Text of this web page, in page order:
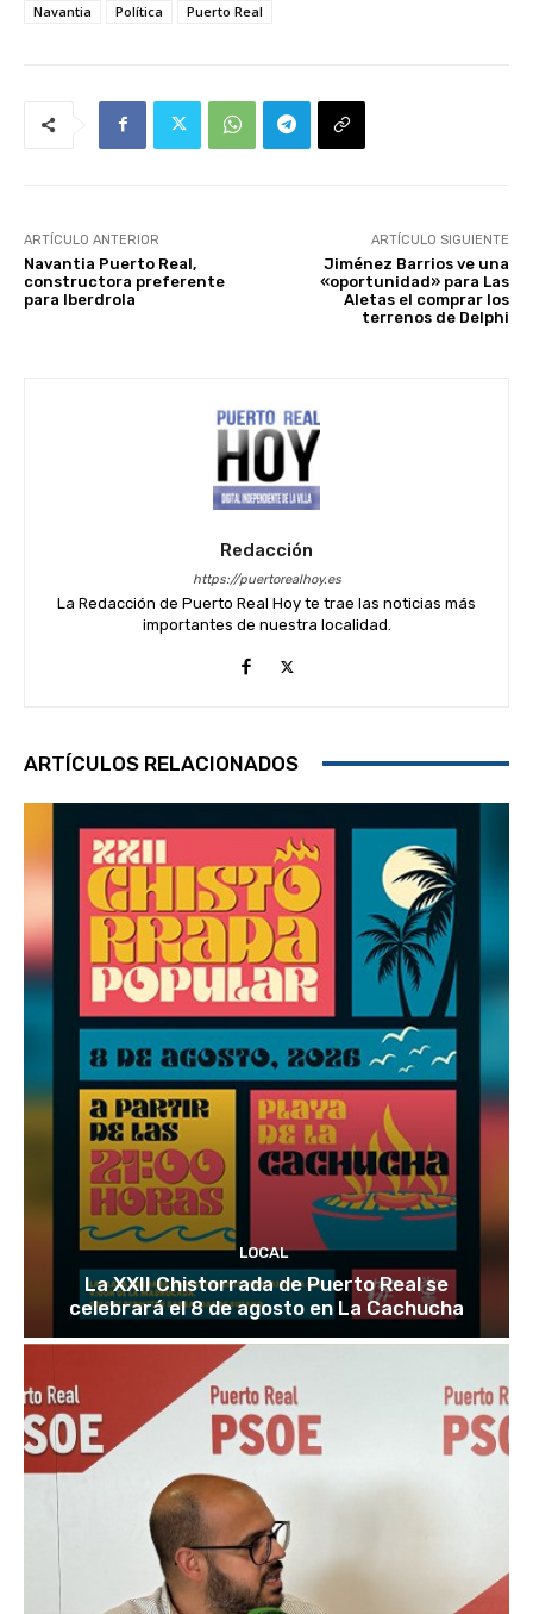
Navantia
Política Puerto Real
ARTÍCULO ANTERIOR
Navantia Puerto Real,
constructora preferente
para Iberdrola
ARTÍCULO SIGUIENTE
Jiménez Barrios ve una
«oportunidad» para Las
Aletas el comprar los
terrenos de Delphi
Redacción
https://puertorealhoy.es
La Redacción de Puerto Real Hoy te trae las noticias más
importantes de nuestra localidad.
ARTÍCULOS RELACIONADOS
LOCAL
La XXII Chistorrada de Puerto Real se
celebrará el 8 de agosto en La Cachucha